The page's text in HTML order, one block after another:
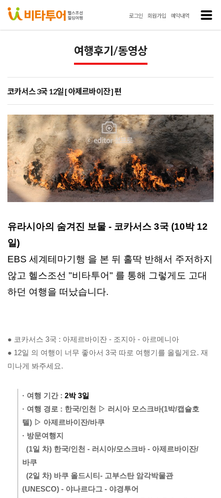
로그인 회원가입 예약내역
여행후기/동영상
코카서스 3국 12일 [ 아제르바이잔 ] 편
유라시아의 숨겨진 보물 - 코카서스 3국 (10박 12
일)
EBS 세계테마기행 을 본 뒤 홀딱 반해서 주저하지
않고 헬스조선 "비타투어" 를 통해 그렇게도 고대
하던 여행을 떠났습니다.
● 코카서스 3국 : 아제르바이잔 - 조지아 - 아르메니아
● 12일 의 여행이 너무 좋아서 3국 따로 여행기를 올릴게요. 재
미나게 봐주세요.
· 여행 기간 : 2박 3일
· 여행 경로 : 한국/인천 ▷ 러시아 모스크바(1박/캡슐호
텔) ▷ 아제르바이잔/바쿠
· 방문여행지
바쿠
(UNESCO) - 야나르다그 - 야경투어